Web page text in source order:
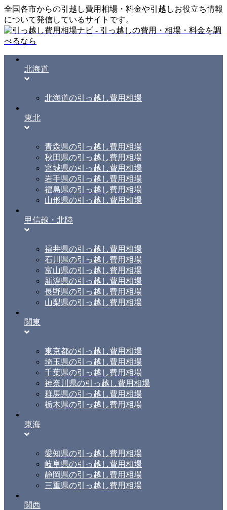
全国各市からの引越し費用相場・料金や引越しお役立ち情報
について発信しているサイトです。
北海道
北海道の引っ越し費用相場
東北
青森県の引っ越し費用相場
秋田県の引っ越し費用相場
宮城県の引っ越し費用相場
岩手県の引っ越し費用相場
福島県の引っ越し費用相場
山形県の引っ越し費用相場
甲信越・北陸
福井県の引っ越し費用相場
石川県の引っ越し費用相場
富山県の引っ越し費用相場
新潟県の引っ越し費用相場
長野県の引っ越し費用相場
山梨県の引っ越し費用相場
関東
東京都の引っ越し費用相場
埼玉県の引っ越し費用相場
千葉県の引っ越し費用相場
神奈川県の引っ越し費用相場
群馬県の引っ越し費用相場
栃木県の引っ越し費用相場
東海
愛知県の引っ越し費用相場
岐阜県の引っ越し費用相場
静岡県の引っ越し費用相場
三重県の引っ越し費用相場
関西